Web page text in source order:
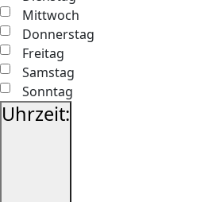
Mittwoch
Donnerstag
Freitag
Samstag
Sonntag
Uhrzeit: